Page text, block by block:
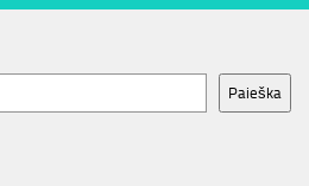
Paieška